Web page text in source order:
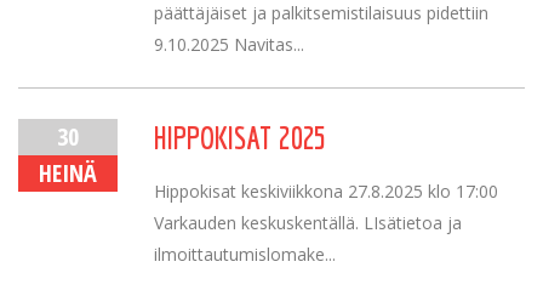
päättäjäiset ja palkitsemistilaisuus pidettiin
9.10.2025 Navitas...
30
HEINÄ
HIPPOKISAT 2025
Hippokisat keskiviikkona 27.8.2025 klo 17:00
Varkauden keskuskentällä. LIsätietoa ja
ilmoittautumislomake...